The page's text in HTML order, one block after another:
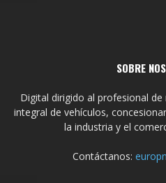
SOBRE
Digital dirigido al profesional
integral de vehículos,
la industria y el
Contáctanos: